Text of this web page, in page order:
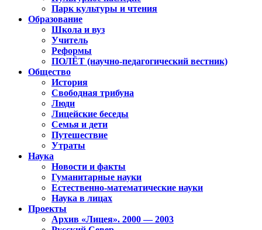
Парк культуры и чтения
Образование
Школа и вуз
Учитель
Реформы
ПОЛЁТ (научно-педагогический вестник)
Общество
История
Свободная трибуна
Люди
Лицейские беседы
Семья и дети
Путешествие
Утраты
Наука
Новости и факты
Гуманитарные науки
Естественно-математические науки
Наука в лицах
Проекты
Архив «Лицея». 2000 — 2003